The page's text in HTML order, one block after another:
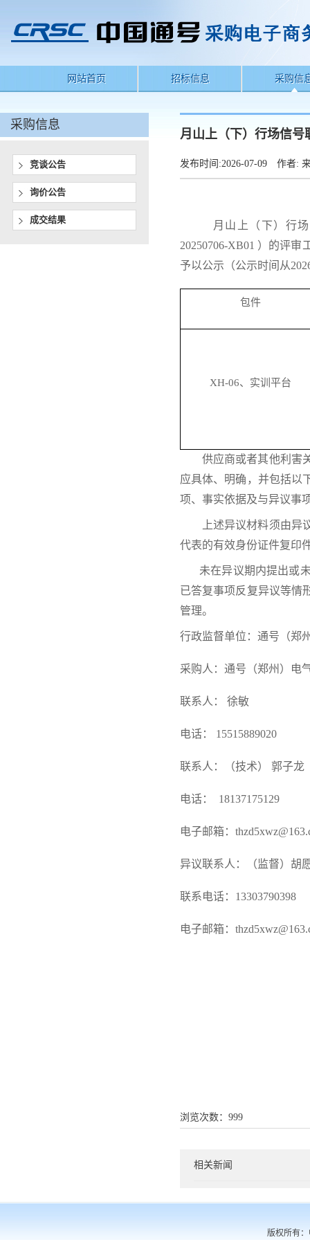
网站首页 招标信息 采购信
采购信息
竞谈公告
询价公告
成交结果
月山上（下）行场信号
发布时间:2026-07-09 作者:
月山上（下）行
20250706-XB01 ）的评审
予以公示（公示时间从202
包件
XH-06、实训平台
供应商或者其他利害
应具体、明确，并包括以
项、事实依据及与异议事
上述异议材料须由
代表的有效身份证件复印
未在异议期内提出或
已答复事项反复异议等情
管理。
行政监督单位：通号（郑
采购人：通号（郑州）电
联系人： 徐敏
电话： 15515889020
联系人：（技术） 郭子龙
电话： 18137175129
电子邮箱：
异议联系人：（监督）胡
联系电话： 13303790398
电子邮箱：
浏览次数： 999
相关新闻
版权所有